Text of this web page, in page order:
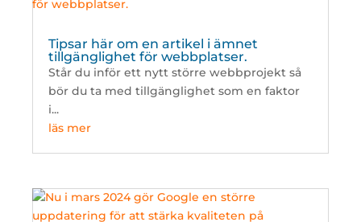
Tipsar här om en artikel i ämnet
tillgänglighet för webbplatser.
Står du inför ett nytt större webbprojekt så
bör du ta med tillgänglighet som en faktor
i...
läs mer